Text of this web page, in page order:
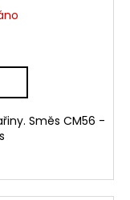
Směs CM56 -